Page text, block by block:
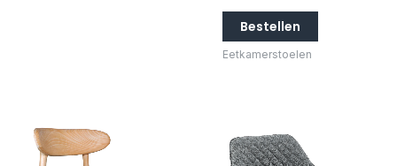
Bestellen
Eetkamerstoelen